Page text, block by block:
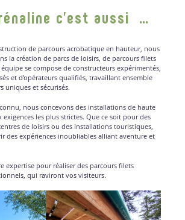
c’est aussi …
de parcours acrobatique en hauteur, nous
la création de parcs de loisirs, de parcours filets
se compose de constructeurs expérimentés,
et d’opérateurs qualifiés, travaillant ensemble
uniques et sécurisés.
nous concevons des installations de haute
les plus strictes. Que ce soit pour des
de loisirs ou des installations touristiques,
des expériences inoubliables alliant aventure et
expertise pour réaliser des parcours filets
qui raviront vos visiteurs.